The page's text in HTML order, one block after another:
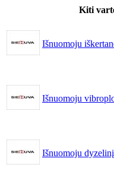
Kiti
Išnuomoju
Išnuomoju
Išnuomoju